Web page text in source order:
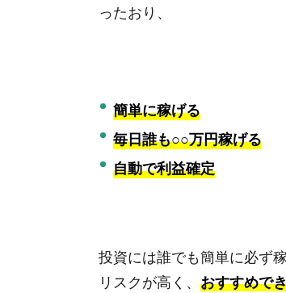
ったおり、
簡単に稼げる
毎日誰も○○万円稼げる
自動で利益確定
投資には誰でも簡単に必ず
リスクが高く、 おすすめで